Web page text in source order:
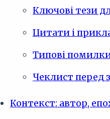
Ключові тези
Цитати і
Типові
Чеклист перед
Контекст: автор,